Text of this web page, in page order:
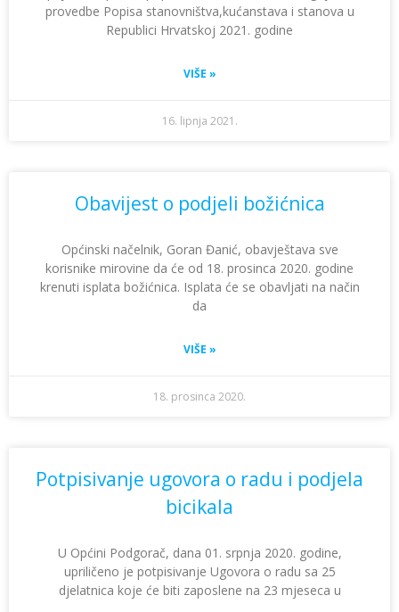
provedbe Popisa stanovništva,kućanstava i stanova u
Republici Hrvatskoj 2021. godine
VIŠE »
16. lipnja 2021.
Obavijest o podjeli božićnica
Općinski načelnik, Goran Đanić, obavještava sve
korisnike mirovine da će od 18. prosinca 2020. godine
krenuti isplata božićnica. Isplata će se obavljati na način
da
VIŠE »
18. prosinca 2020.
Potpisivanje ugovora o radu i podjela
bicikala
U Općini Podgorač, dana 01. srpnja 2020. godine,
upriličeno je potpisivanje Ugovora o radu sa 25
djelatnica koje će biti zaposlene na 23 mjeseca u